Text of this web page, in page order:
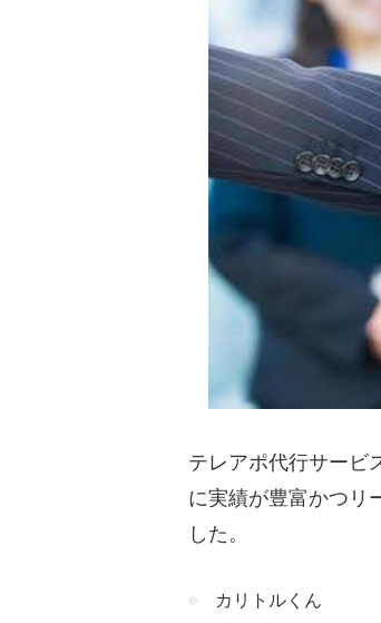
株式会社
ポ代行会社
株式会社
会社
株式会社
行会社
株式会社
が対応する
株式会社
いるテレア
株式会社
レアポ代行
株式会社
を手掛ける
株式会社
テレアポ代
テレアポ代行サービ
に実績が豊富かつリ
した。
カリトルくん